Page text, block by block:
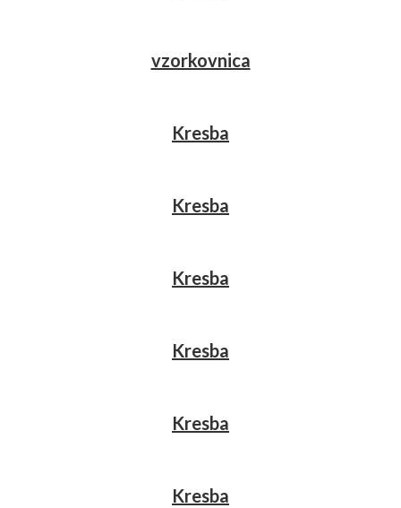
vzorkovnica
Kresba
Kresba
Kresba
Kresba
Kresba
Kresba